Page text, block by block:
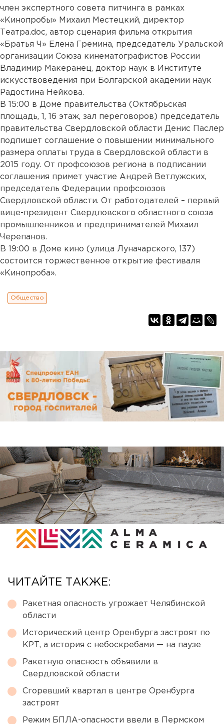
член экспертного совета питчинга в рамках
«Кинопробы» Михаил Местецкий, директор
Театра.doc, автор сценария фильма открытия
«Братья Ч» Елена Гремина, председатель Уральской
организации Союза кинематографистов России
Владимир Макеранец, доктор наук в Институте
искусствоведения при Болгарской академии наук
Радостина Нейкова.
В 15:00 в Доме правительства (Октябрьская
площадь, 1, 16 этаж, зал переговоров) председатель
правительства Свердловской области Денис Паслер
подпишет соглашение о повышении минимального
размера оплаты труда в Свердловской области в
2015 году. От профсоюзов региона в подписании
соглашения примет участие Андрей Ветлужских,
председатель Федерации профсоюзов
Свердловской области. От работодателей – первый
вице-президент Свердловского областного союза
промышленников и предпринимателей Михаил
Черепанов.
В 19:00 в Доме кино (улица Луначарского, 137)
состоится торжественное открытие фестиваля
«Кинопроба».
Общество
ЧИТАЙТЕ ТАКЖЕ:
Ракетная опасность угрожает Челябинской
области
Исторический центр Оренбурга застроят по
КРТ, а история с небоскребами — на паузе
Ракетную опасность объявили в
Свердловской области
Сгоревший квартал в центре Оренбурга
застроят
Режим БПЛА-опасности ввели в Пермском